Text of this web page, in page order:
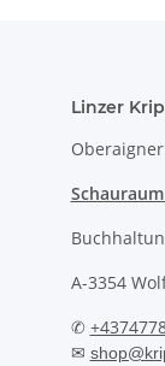
Linzer
A-3354
✆
✉